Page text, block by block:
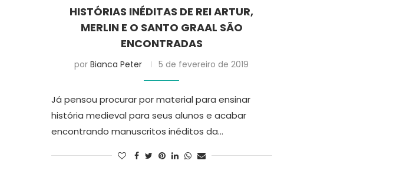
HISTÓRIAS INÉDITAS DE REI ARTUR,
MERLIN E O SANTO GRAAL SÃO
ENCONTRADAS
porBianca Peter 5 de fevereiro de 2019
Já pensou procurar por material para ensinar
história medieval para seus alunos e acabar
encontrando manuscritos inéditos da…